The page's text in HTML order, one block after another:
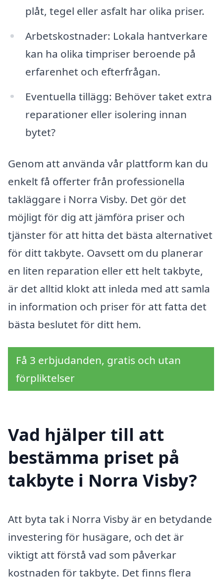
plåt, tegel eller asfalt har olika priser.
Arbetskostnader: Lokala hantverkare
kan ha olika timpriser beroende på
erfarenhet och efterfrågan.
Eventuella tillägg: Behöver taket extra
reparationer eller isolering innan
bytet?
Genom att använda vår plattform kan du
enkelt få offerter från professionella
takläggare i Norra Visby. Det gör det
möjligt för dig att jämföra priser och
tjänster för att hitta det bästa alternativet
för ditt takbyte. Oavsett om du planerar
en liten reparation eller ett helt takbyte,
är det alltid klokt att inleda med att samla
in information och priser för att fatta det
bästa beslutet för ditt hem.
Få 3 erbjudanden, gratis och utan
förpliktelser
Vad hjälper till att
bestämma priset på
takbyte i Norra Visby?
Att byta tak i Norra Visby är en betydande
investering för husägare, och det är
viktigt att förstå vad som påverkar
kostnaden för takbyte. Det finns flera